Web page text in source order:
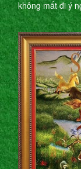
không mất đi ý